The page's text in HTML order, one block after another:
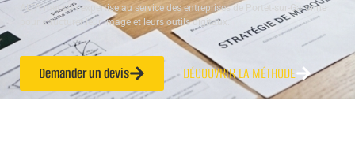
ALTA met son expertise au service des entreprises de Portet-sur-Garonne
pour structurer leur image et leurs outils digitaux.
Demander un devis DÉCOUVRIR LA MÉTHODE